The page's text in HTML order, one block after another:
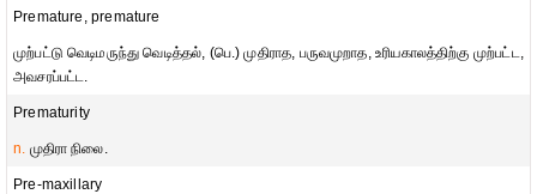
Premature, premature
முற்பட்டு வெடிமருந்து வெடித்தல், (பெ.) முதிராத, பருவமுறாத, உரியகாலத்திற்கு முற்பட்ட,
அவசரப்பட்ட.
Prematurity
n. முதிரா நிலை.
Pre-maxillary